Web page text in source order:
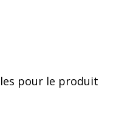
pour le produit